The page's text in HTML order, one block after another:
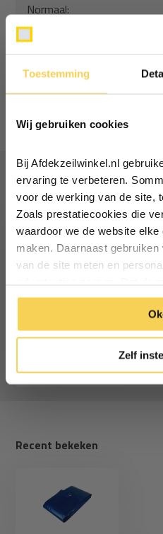
Toestemming
Wij gebruiken cookies
Bij Afdekzeilwinkel.nl
ervaring te verbeteren.
voor de werking van de site,
Zoals prestatiecookies die
waardoor we de website elke
maken. Daarnaast
van de site meten en
manier. Klik op 'Oké' om
klik op ‘alleen essentiele’
cookies.
Zelf
Normaal:
Je bespaart
Toevoegen
Vaak samen gekocht
10x12 blauw 250gr
181,27
Deliverytime
Recent bekeken
Ontvang €5,-
Schrijf je in voor de
Vul je e-mailadres in‍⁪⁪
Particulier
*Geldig bij minimale besteding vanaf